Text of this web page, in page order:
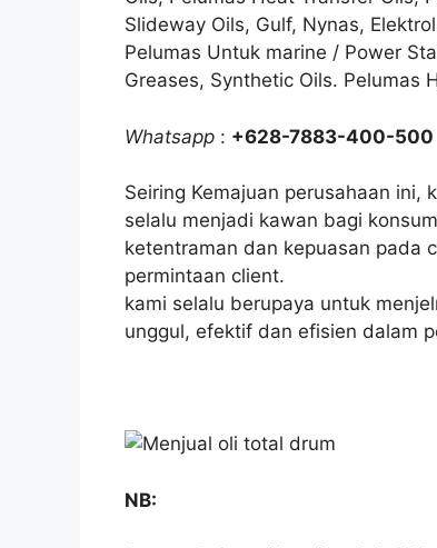
Slideway Oils, Gulf, Nynas,
Pelumas Untuk marine / Power
Greases, Synthetic Oils. Pelumas
Whatsapp : +628-7883-400-500
Seiring Kemajuan perusahaan
selalu menjadi kawan bagi
ketentraman dan kepuasan pada
permintaan client.
kami selalu berupaya untuk
unggul, efektif dan efisien dalam
NB: